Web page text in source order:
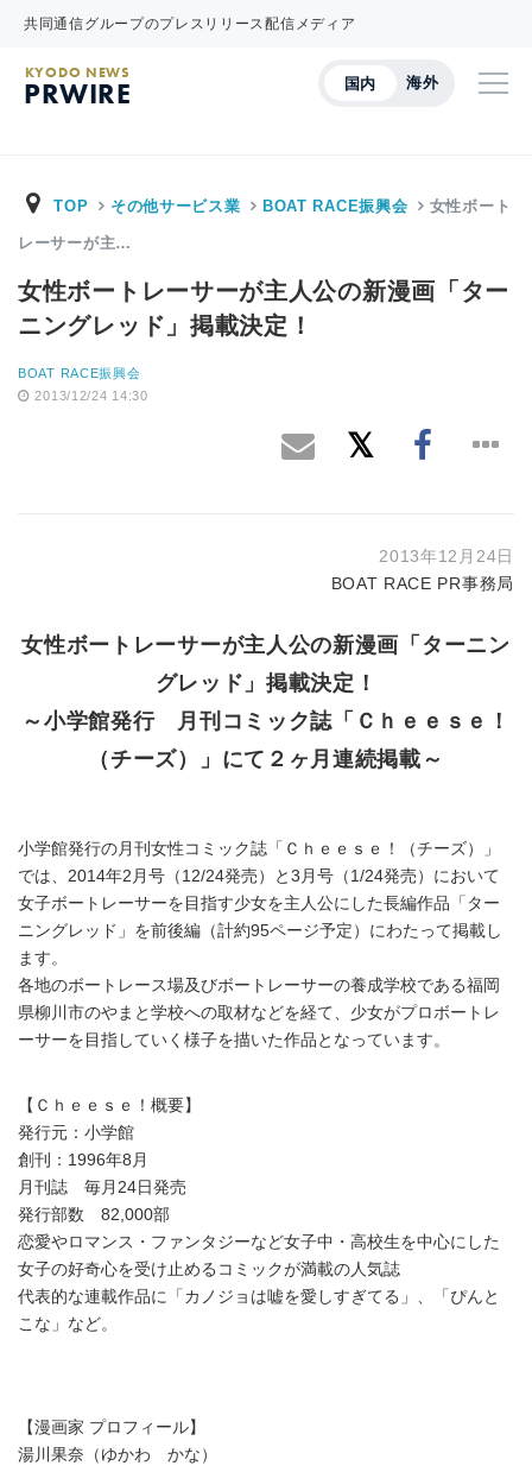
共同通信グループのプレスリリース配信メディア
国内 海外
KYODO NEWS
PRWIRE
TOP その他サービス業 BOAT RACE振興会 女性ボート
レーサーが主…
女性ボートレーサーが主人公の新漫画「ター
ニングレッド」掲載決定！
BOAT RACE振興会
2013/12/24 14:30
2013年12月24日
BOAT RACE PR事務局
女性ボートレーサーが主人公の新漫画「ターニン
グレッド」掲載決定！
～小学館発行 月刊コミック誌「Ｃｈｅｅｓｅ！
（チーズ）」にて２ヶ月連続掲載～
小学館発行の月刊女性コミック誌「Ｃｈｅｅｓｅ！（チーズ）」
では、2014年2月号（12/24発売）と3月号（1/24発売）において
女子ボートレーサーを目指す少女を主人公にした長編作品「ター
ニングレッド」を前後編（計約95ページ予定）にわたって掲載し
ます。
各地のボートレース場及びボートレーサーの養成学校である福岡
県柳川市のやまと学校への取材などを経て、少女がプロボートレ
ーサーを目指していく様子を描いた作品となっています。
【Ｃｈｅｅｓｅ！概要】
発行元：小学館
創刊：1996年8月
月刊誌 毎月24日発売
発行部数 82,000部
恋愛やロマンス・ファンタジーなど女子中・高校生を中心にした
女子の好奇心を受け止めるコミックが満載の人気誌
代表的な連載作品に「カノジョは嘘を愛しすぎてる」、「ぴんと
こな」など。
【漫画家 プロフィール】
湯川果奈（ゆかわ かな）